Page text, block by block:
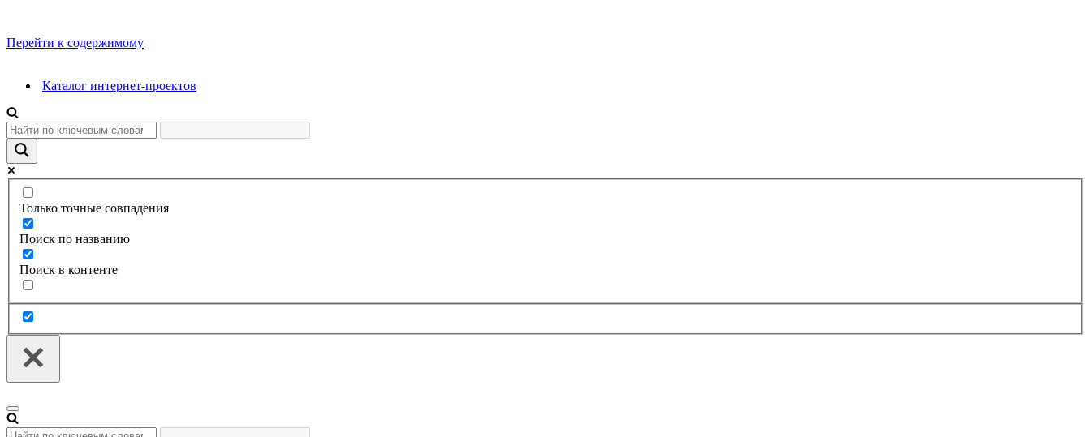
Перейти к содержимому
Каталог интернет-проектов
Только точные совпадения
Поиск по названию
Поиск в контенте
Меню
навигации